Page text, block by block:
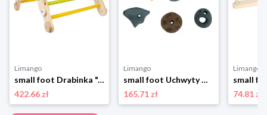
Limango
small foot Drabinka "Adventure" - 2+ rozmiar: onesize
422.66 zł
Limango
small foot Uchwyty wspinaczkowe (10 szt.) "Adventure" - 3+ rozmiar: onesize
165.71 zł
Limango
74.81 zł